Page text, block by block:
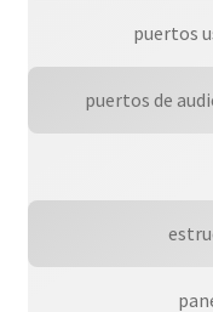
puertos
puertos de